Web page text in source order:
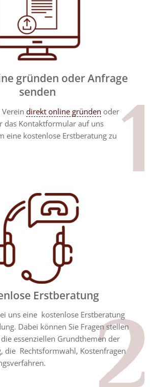
gründen oder Anfrage
senden
direkt online gründen oder
Kontaktformular auf uns
eine kostenlose Erstberatung zu
Erstberatung
uns eine kostenlose Erstberatung
Dabei können Sie Fragen stellen
essenziellen Grundthemen der
die Rechtsformwahl, Kostenfragen